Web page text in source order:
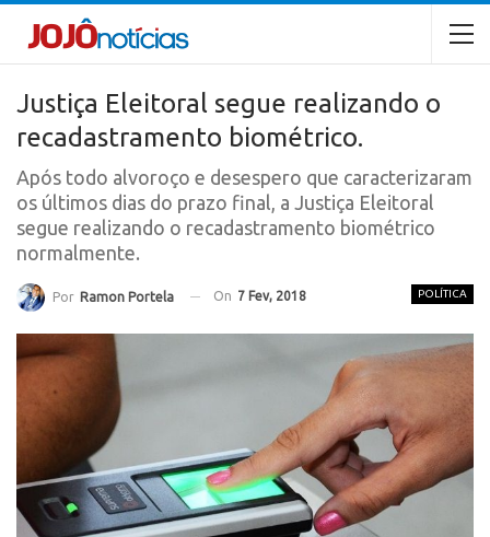
Justiça Eleitoral segue realizando o
recadastramento biométrico.
Após todo alvoroço e desespero que caracterizaram
os últimos dias do prazo final, a Justiça Eleitoral
segue realizando o recadastramento biométrico
normalmente.
POLÍTICA
Por Ramon Portela On 7 Fev, 2018